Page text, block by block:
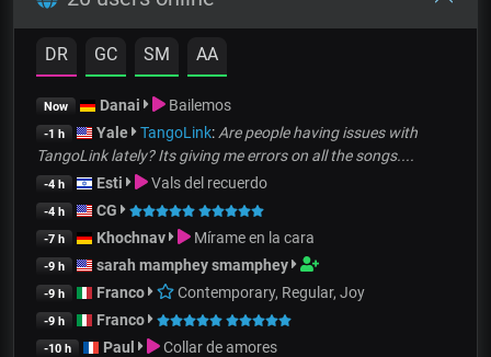
DR GC SM AA
Now Danai Bailemos
-1 h Yale TangoLink: Are people having issues with
TangoLink lately? Its giving me errors on all the songs....
-4 h Esti Vals del recuerdo
-4 h CG
-7 h Khochnav Mírame en la cara
-9 h sarah mamphey smamphey
-9 h Franco Contemporary, Regular, Joy
-9 h Franco
-10 h Paul Collar de amores